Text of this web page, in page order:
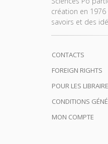
création en
savoirs et des
CONTACTS
FOREIGN RIGHTS
POUR LES
CONDITIONS
MON COMPTE